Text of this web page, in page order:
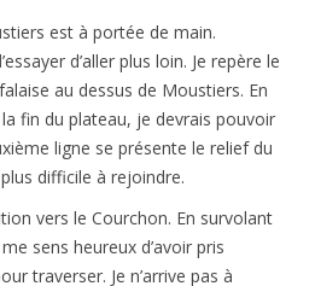
est à portée de main.
d’aller plus loin. Je repère le
au dessus de Moustiers. En
fin du plateau, je devrais pouvoir
ligne se présente le relief du
difficile à rejoindre.
vers le Courchon. En survolant
sens heureux d’avoir pris
traverser. Je n’arrive pas à